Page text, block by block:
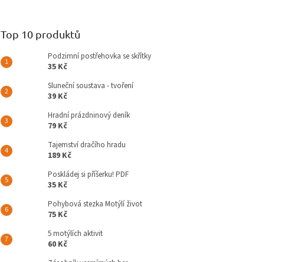
Top 10 produktů
Podzimní postřehovka se skřítky
35 Kč
Sluneční soustava - tvoření
39 Kč
Hradní prázdninový deník
79 Kč
Tajemství dračího hradu
189 Kč
Poskládej si příšerku! PDF
35 Kč
Pohybová stezka Motýlí život
75 Kč
5 motýlích aktivit
60 Kč